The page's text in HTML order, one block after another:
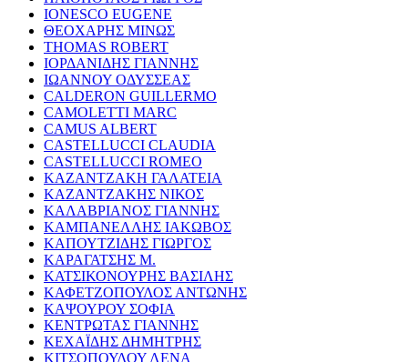
IONESCO EUGENE
ΘΕΟΧΑΡΗΣ ΜΙΝΩΣ
THOMAS ROBERT
ΙΟΡΔΑΝΙΔΗΣ ΓΙΑΝΝΗΣ
ΙΩΑΝΝΟΥ ΟΔΥΣΣΕΑΣ
CALDERON GUILLERMO
CAMOLETTI MARC
CAMUS ALBERT
CASTELLUCCI CLAUDIA
CASTELLUCCI ROMEO
ΚΑΖΑΝΤΖΑΚΗ ΓΑΛΑΤΕΙΑ
ΚΑΖΑΝΤΖΑΚΗΣ ΝΙΚΟΣ
ΚΑΛΑΒΡΙΑΝΟΣ ΓΙΑΝΝΗΣ
ΚΑΜΠΑΝΕΛΛΗΣ ΙΑΚΩΒΟΣ
ΚΑΠΟΥΤΖΙΔΗΣ ΓΙΩΡΓΟΣ
ΚΑΡΑΓΑΤΣΗΣ Μ.
ΚΑΤΣΙΚΟΝΟΥΡΗΣ ΒΑΣΙΛΗΣ
ΚΑΦΕΤΖΟΠΟΥΛΟΣ ΑΝΤΩΝΗΣ
ΚΑΨΟΥΡΟΥ ΣΟΦΙΑ
ΚΕΝΤΡΩΤΑΣ ΓΙΑΝΝΗΣ
ΚΕΧΑΪΔΗΣ ΔΗΜΗΤΡΗΣ
ΚΙΤΣΟΠΟΥΛΟΥ ΛΕΝΑ